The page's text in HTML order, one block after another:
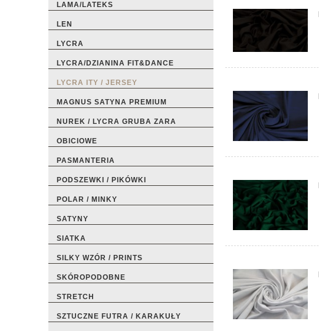
LAMA/LATEKS
LEN
LYCRA
LYCRA/DZIANINA FIT&DANCE
LYCRA ITY / JERSEY
MAGNUS SATYNA PREMIUM
NUREK / LYCRA GRUBA ZARA
OBICIOWE
PASMANTERIA
PODSZEWKI / PIKÓWKI
POLAR / MINKY
SATYNY
SIATKA
SILKY WZÓR / PRINTS
SKÓROPODOBNE
STRETCH
SZTUCZNE FUTRA / KARAKUŁY